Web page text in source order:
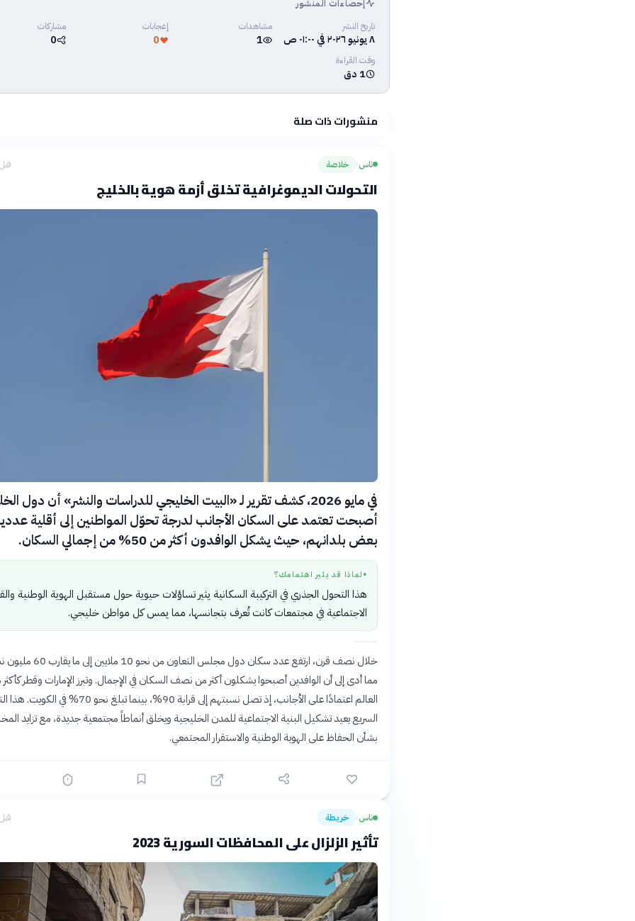
إحصاءات المنشور
تاريخ النشر
٨ يونيو ٢٠٢٦ في ٠١:٠٠ ص
مشاهدات
1
إعجابات
0
مشاركات
0
وقت القراءة
1 دق
منشورات ذات صلة
ناس› خلاصة قبل 3
التحولات الديموغرافية تخلق أزمة هوية بالخليج
في مايو 2026، كشف تقرير لـ «البيت الخليجي للدراسات والنشر» أن دول
أصبحت تعتمد على السكان الأجانب لدرجة تحوّل المواطنين إلى أقلية
بعض بلدانهم، حيث يشكل الوافدون أكثر من 50% من إجمالي السكان.
● لماذا قد يثير اهتمامك؟
هذا التحول الجذري في التركيبة السكانية يثير تساؤلات حيوية حول مستقبل الهوية الوطنية
الاجتماعية في مجتمعات كانت تُعرف بتجانسها، مما يمس كل مواطن خليجي.
خلال نصف قرن، ارتفع عدد سكان دول مجلس التعاون من
مما أدى إلى أن الوافدين أصبحوا يشكلون أكثر من نصف السكان في الإجمال. وتبرز الإمارات وقطر
العالم اعتمادًا على الأجانب، إذ تصل نسبتهم إلى قرابة 90%، بينما تبلغ نحو 70% في
السريع يعيد تشكيل البنية الاجتماعية للمدن الخليجية ويخلق أنماطاً مجتمعية جديدة، مع تزايد
بشأن الحفاظ على الهوية الوطنية والاستقرار المجتمعي.
ناس› خريطة قبل 6
تأثير الزلزال على المحافظات السورية 2023